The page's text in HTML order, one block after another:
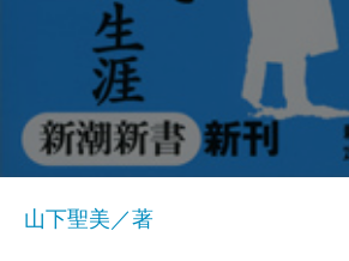
山下聖美／著